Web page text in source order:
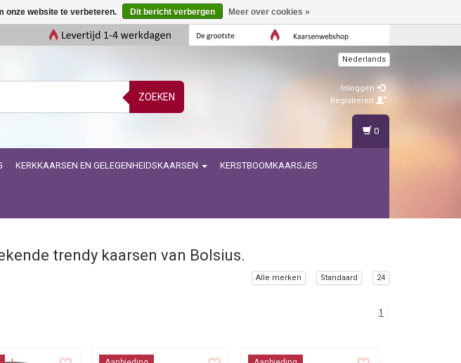
ZOEKEN
Nederlands
Inloggen
Registreren
KERKKAARSEN EN GELEGENHEIDSKAARSEN KERSTBOOMKAARSJES
0
trendy kaarsen van Bolsius.
Alle merken Standaard 24
1
onze website te verbeteren. Dit bericht verbergen Meer over cookies »